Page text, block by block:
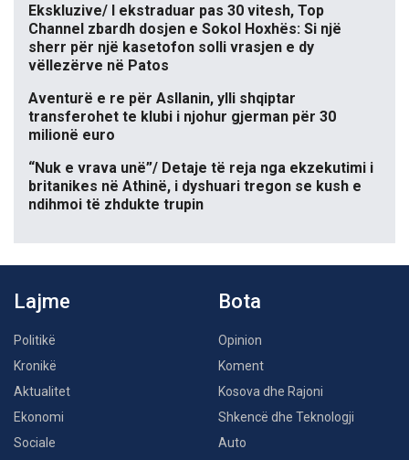
Ekskluzive/ I ekstraduar pas 30 vitesh, Top
Channel zbardh dosjen e Sokol Hoxhës: Si një
sherr për një kasetofon solli vrasjen e dy
vëllezërve në Patos
Aventurë e re për Asllanin, ylli shqiptar
transferohet te klubi i njohur gjerman për 30
milionë euro
“Nuk e vrava unë”/ Detaje të reja nga ekzekutimi i
britanikes në Athinë, i dyshuari tregon se kush e
ndihmoi të zhdukte trupin
Lajme
Politikë
Kronikë
Aktualitet
Ekonomi
Sociale
Bota
Opinion
Koment
Kosova dhe Rajoni
Shkencë dhe Teknologji
Auto